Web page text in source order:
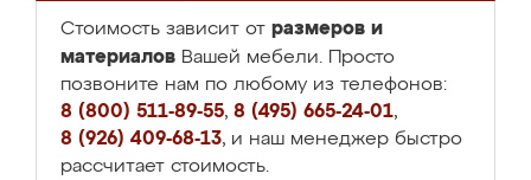
Стоимость зависит от размеров и
материалов Вашей мебели. Просто
позвоните нам по любому из телефонов:
8 (800) 511-89-55, 8 (495) 665-24-01,
8 (926) 409-68-13, и наш менеджер быстро
рассчитает стоимость.